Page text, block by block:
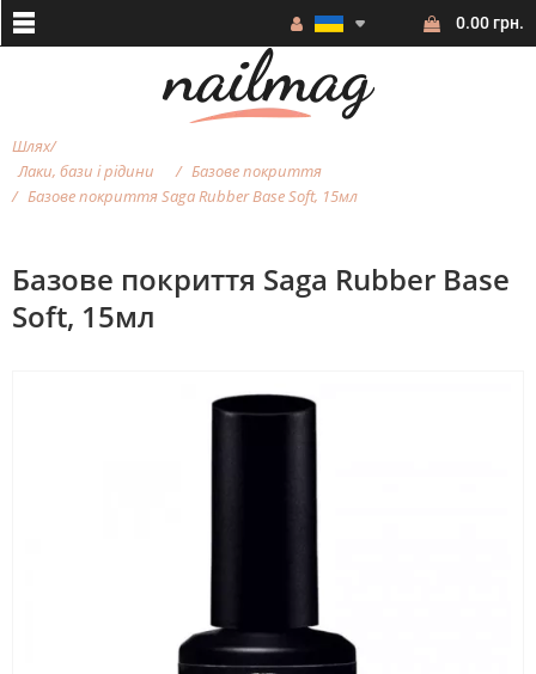
0.00 грн.
Шлях
Лаки, бази і рідини
Базове покриття
Базове покриття Saga Rubber Base Soft, 15мл
Базове покриття Saga Rubber Base
Soft, 15мл